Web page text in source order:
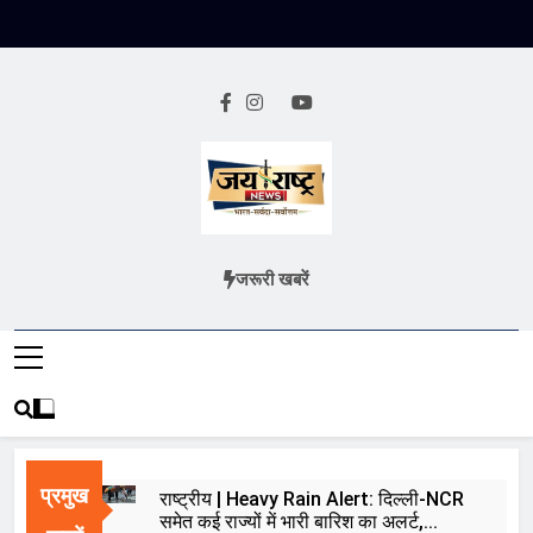
Jai Rashtra
हिंदी समाचार
जरूरी खबरें
प्रमुख
राष्ट्रीय | Heavy Rain Alert: दिल्ली-NCR
समेत कई राज्यों में भारी बारिश का अलर्ट,